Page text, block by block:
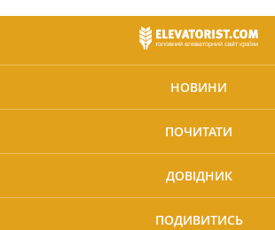
НОВИНИ
ПОЧИТАТИ
ДОВІДНИК
ПОДИВИТИСЬ